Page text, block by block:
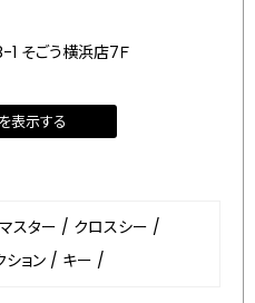
そごう横浜店7Ｆ
表示する
スター / クロスシー /
ション / キー /